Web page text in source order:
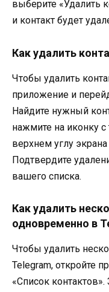
выберите «Удалить
и контакт будет
Как удалить
Чтобы удалить
приложение и
Найдите нужный
нажмите на иконку
верхнем углу
Подтвердите
вашего списка.
Как удалить
одновременно в
Чтобы удалить
Telegram, откройте
«Список